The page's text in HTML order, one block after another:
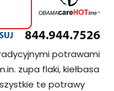
potrawami
zupa flaki, kiełbasa
te potrawy